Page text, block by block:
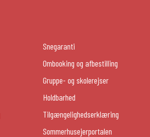
Snegaranti
Ombooking og afbestilling
Gruppe- og skolerejser
Holdbarhed
Tilgængelighedserklæring
Sommerhusejerportalen